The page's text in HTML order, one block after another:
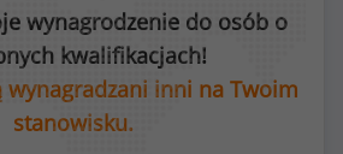
wynagrodzenie do osób o
kwalifikacjach!
wynagradzani inni na Twoim
stanowisku.